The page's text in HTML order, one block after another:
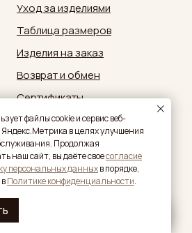
фaйлы cookie и cepвиc вeб-
в целях улучшения
Продолжая
наш сайт, вы дaётe своесогласие
пepcoнaльныx дaнныxв пopядкe,
Политике конфиденциальности.
Уход за изделиями
Таблица размеров
Изделия на заказ
Возврат и обмен
Сертификаты
Документы
Обратная связь:
zakaz@sestrymamutiny.ru